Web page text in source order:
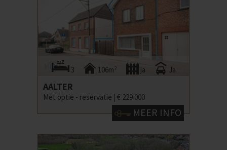
3 106m² ja Ja
AALTER
Met optie - reservatie | € 229 000
MEER INFO